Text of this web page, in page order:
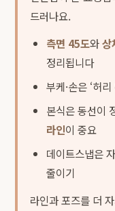
드러나요.
측면 45도와상
정리됩니다
부케·손은 ‘허
본식은 동선이
라인이 중요
데이트스냅은
줄이기
라인과 포즈를 더